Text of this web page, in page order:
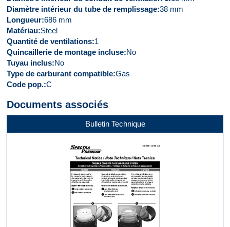
Diamètre intérieur du tube de remplissage 38 mm
Longueur 686 mm
Matériau Steel
Quantité de ventilations 1
Quincaillerie de montage incluse No
Tuyau inclus No
Type de carburant compatible Gas
Code pop. C
Documents associés
Bulletin Technique